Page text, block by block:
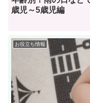
歳児～5歳児編
お役立ち情報